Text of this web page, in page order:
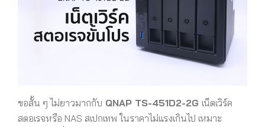
ขอสั้น ๆ ไม่ยาวมากกับ QNAP TS-451D2-2G เน็ตเวิร์ค
สตอเรจหรือ NAS สเปกเทพ ในราคาไม่แรงเกินไป เหมาะ